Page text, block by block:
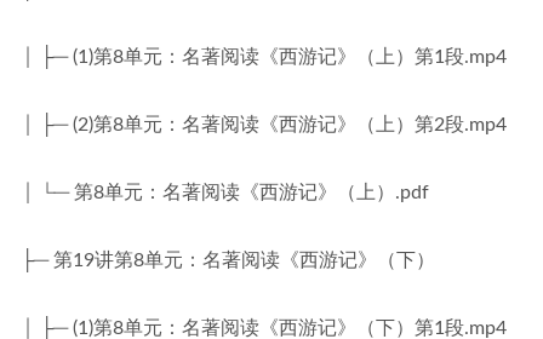
│ ├─ (1)第8单元：名著阅读《西游记》（上）第1段.mp4
│ ├─ (2)第8单元：名著阅读《西游记》（上）第2段.mp4
│ └─ 第8单元：名著阅读《西游记》（上）.pdf
├─ 第19讲第8单元：名著阅读《西游记》（下）
│ ├─ (1)第8单元：名著阅读《西游记》（下）第1段.mp4